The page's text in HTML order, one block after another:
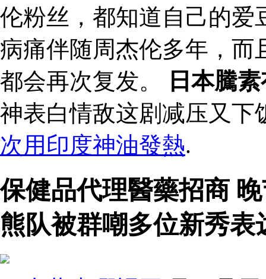
伦粉丝，都知道自己的爱
病痛伴随周杰伦多年，而
都会再次复发。
日本騰
神表白情敌这剧减压又
次用印度神油發熱.
保健品代理醫藥招商
熊队被群嘲多位新秀表